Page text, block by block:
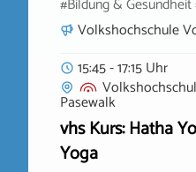
Volkshochschule
15:45 - 17:15 Uhr
Pasewalk
vhs Kurs: Hatha
Yoga